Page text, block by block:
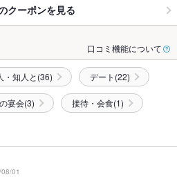
クーポンを見る
口コミ機能について
・知人と(36) デート(22)
宴会(3) 接待・会食(1)
01